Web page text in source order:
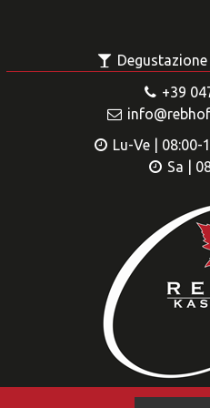
+39
Lu-Ve | 08:00-
Sa |